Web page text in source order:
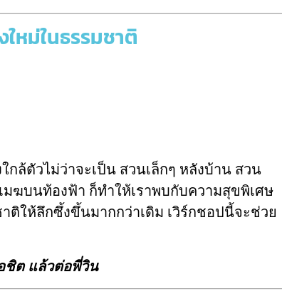
ใหม่ในธรรมชาติ
ล้ตัวไม่ว่าจะเป็น สวนเล็กๆ หลังบ้าน สวน
ฆบนท้องฟ้า ก็ทำให้เราพบกับความสุขพิเศษ
ติให้ลึกซึ้งขึ้นมากกว่าเดิม เวิร์กชอปนี้จะช่วย
ชิต แล้วต่อพี่วิน